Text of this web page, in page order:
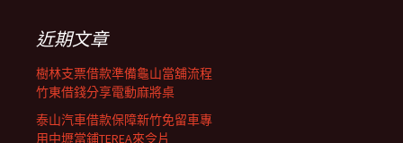
近期文章
樹林支票借款準備龜山當舖流程
竹東借錢分享電動麻將桌
泰山汽車借款保障新竹免留車專
用中壢當鋪TEREA來令片